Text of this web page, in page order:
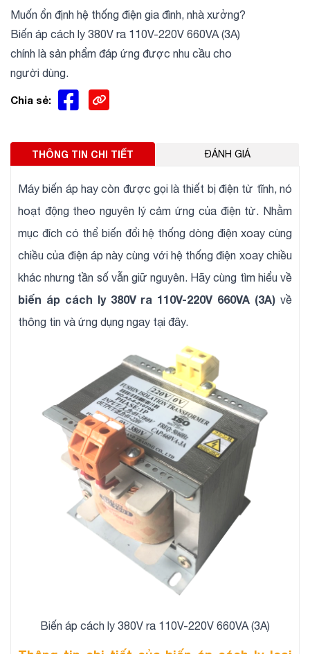
Muốn ổn định hệ thống điện gia đình, nhà xưởng?
Biến áp cách ly 380V ra 110V-220V 660VA (3A)
chính là sản phẩm đáp ứng được nhu cầu cho
người dùng.
Chia sẻ:
THÔNG TIN CHI TIẾT ĐÁNH GIÁ
Máy biến áp hay còn được gọi là thiết bị điện từ tĩnh, nó
hoạt động theo nguyên lý cảm ứng của điện từ. Nhằm
mục đích có thể biến đổi hệ thống dòng điện xoay cùng
chiều của điện áp này cùng với hệ thống điện xoay chiều
khác nhưng tần số vẫn giữ nguyên. Hãy cùng tìm hiểu về
biến áp cách ly 380V ra 110V-220V 660VA (3A) về
thông tin và ứng dụng ngay tại đây.
Biến áp cách ly 380V ra 110V-220V 660VA (3A)